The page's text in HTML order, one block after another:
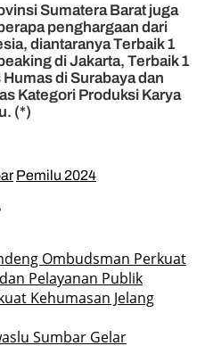
Sumatera Barat juga
penghargaan dari
diantaranya Terbaik 1
di Jakarta, Terbaik 1
di Surabaya dan
Kategori Produksi Karya
(*)
Pemilu 2024
Ombudsman Perkuat
Pelayanan Publik
Kehumasan Jelang
Sumbar Gelar